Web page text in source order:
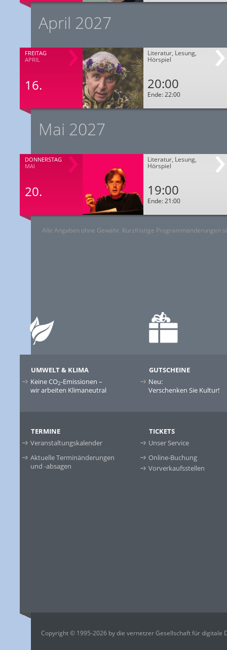
April 2027
FREITAG
APRIL
16.
Literatur, Lesung,
Hörspiel
20:00
Ende: 22:00
Mai 2027
DONNERSTAG
MAI
20.
Literatur, Lesung,
Hörspiel
19:00
Ende: 21:00
Alle Angaben ohne Gewähr. Kurzfristige Programmänderungen
UMWELT & KLIMA
Keine CO2-Emissionen –
wir arbeiten Klimaneutral
GUTSCHEINE
Neu:
Verschenken Sie Kultur!
TERMINE
Veranstaltungskalender
Aktuelle Terminänderungen
und -absagen
TICKETS
Unser Service
Online-Buchung
Vorverkaufsstellen
Copyright © 1995-2026 by die vernetzer Gesellschaft für digitale